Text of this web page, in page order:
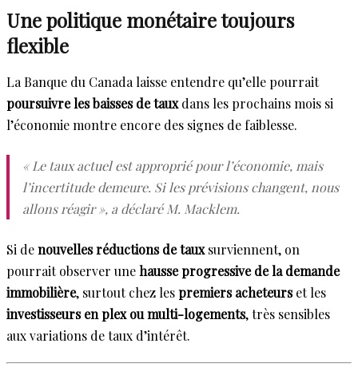
Une politique monétaire toujours
flexible
La Banque du Canada laisse entendre qu’elle pourrait
poursuivre les baisses de tauxdans les prochains mois si
l’économie montre encore des signes de faiblesse.
« Le taux actuel est approprié pour l’économie, mais
l’incertitude demeure. Si les prévisions changent, nous
allons réagir », a déclaré M. Macklem.
Si denouvelles réductions de tauxsurviennent, on
pourrait observer unehausse progressive de la demande
immobilière, surtout chez lespremiers acheteurset les
investisseurs en plex ou multi-logements, très sensibles
aux variations de taux d’intérêt.